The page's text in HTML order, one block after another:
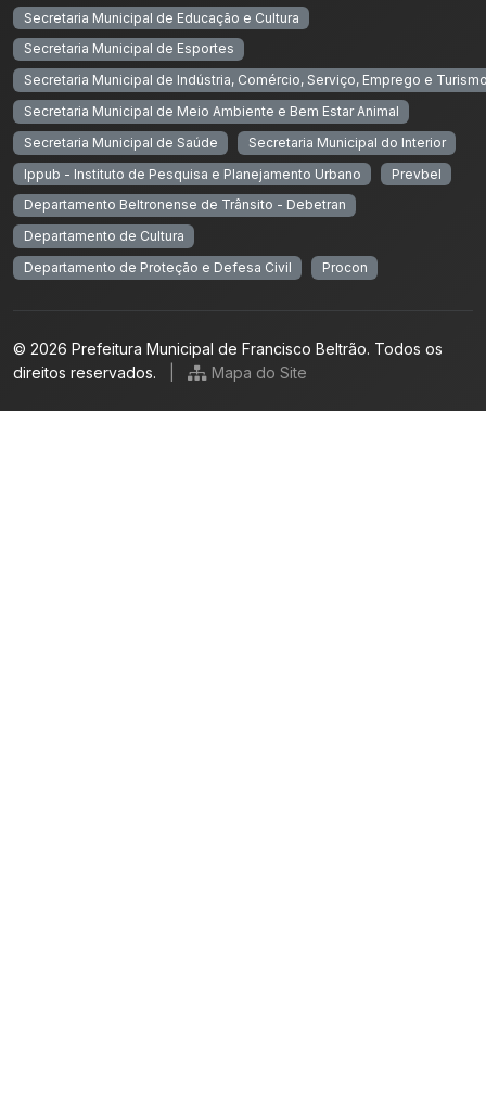
Secretaria Municipal de Educação e Cultura
Secretaria Municipal de Esportes
Secretaria Municipal de Indústria, Comércio, Serviço, Emprego e
Secretaria Municipal de Meio Ambiente e Bem Estar Animal
Secretaria Municipal de Saúde
Secretaria Municipal do Interior
Ippub - Instituto de Pesquisa e Planejamento Urbano
Prevbel
Departamento Beltronense de Trânsito - Debetran
Departamento de Cultura
Departamento de Proteção e Defesa Civil
Procon
© 2026 Prefeitura Municipal de Francisco Beltrão. Todos os
direitos reservados.
Mapa do Site